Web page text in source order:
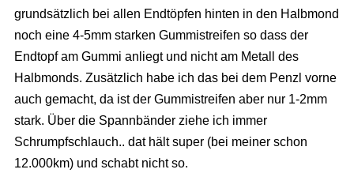
grundsätzlich bei allen Endtöpfen hinten in den Halbmond
noch eine 4-5mm starken Gummistreifen so dass der
Endtopf am Gummi anliegt und nicht am Metall des
Halbmonds. Zusätzlich habe ich das bei dem Penzl vorne
auch gemacht, da ist der Gummistreifen aber nur 1-2mm
stark. Über die Spannbänder ziehe ich immer
Schrumpfschlauch.. dat hält super (bei meiner schon
12.000km) und schabt nicht so.